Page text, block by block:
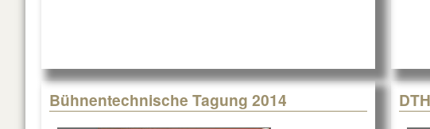
Bühnentechnische Tagung 2014